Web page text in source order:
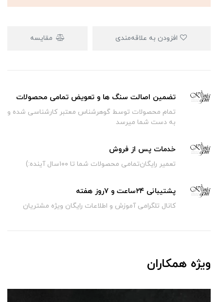
مقایسه
تضمین اصالت سنگ ها و تعویض تمامی محصولات
تمام محصولات توسط گوهرشناس معتبر کارشناسی شده و
به دست شما میرسد
خدمات پس از فروش
تعمیر رایگان‌تمامی محصولات شما تا ۱۰۰سال آینده:)
پشتیبانی ۲۴ساعت و ۷روز هفته
کانال تلگرامی آموزش و اطلاعات رایگان ویژه مشتریان
ویژه همکاران